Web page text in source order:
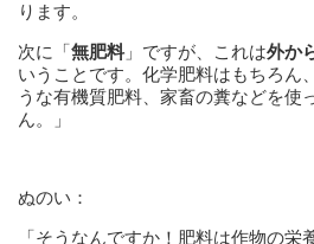
ります。
次に「無肥料 」ですが、これは外か
いうことです。化学肥料はもちろん
うな有機質肥料、家畜の糞などを使
ん。」
ぬのい：
「そうなんですか！肥料は作物の栄